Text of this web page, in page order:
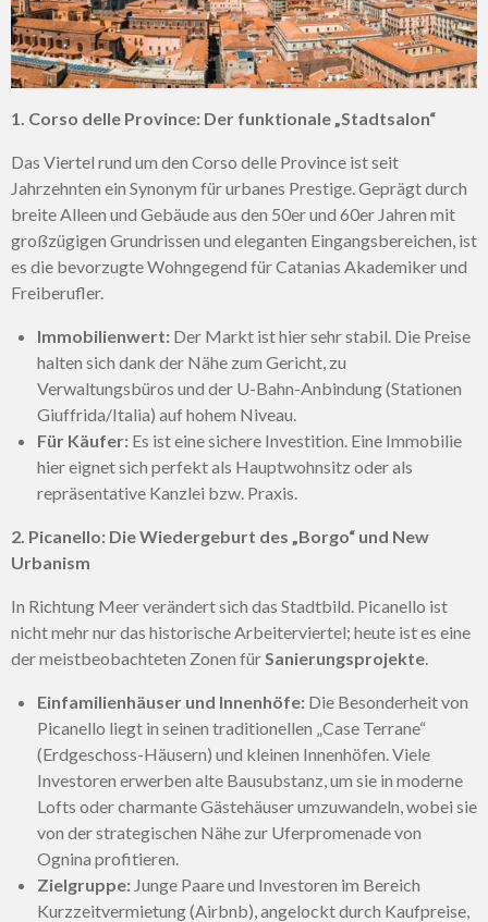
1. Corso delle Province: Der funktionale „Stadtsalon“
Das Viertel rund um den Corso delle Province ist seit
Jahrzehnten ein Synonym für urbanes Prestige. Geprägt durch
breite Alleen und Gebäude aus den 50er und 60er Jahren mit
großzügigen Grundrissen und eleganten Eingangsbereichen, ist
es die bevorzugte Wohngegend für Catanias Akademiker und
Freiberufler.
Immobilienwert: Der Markt ist hier sehr stabil. Die Preise
halten sich dank der Nähe zum Gericht, zu
Verwaltungsbüros und der U-Bahn-Anbindung (Stationen
Giuffrida/Italia) auf hohem Niveau.
Für Käufer: Es ist eine sichere Investition. Eine Immobilie
hier eignet sich perfekt als Hauptwohnsitz oder als
repräsentative Kanzlei bzw. Praxis.
2. Picanello: Die Wiedergeburt des „Borgo“ und New
Urbanism
In Richtung Meer verändert sich das Stadtbild. Picanello ist
nicht mehr nur das historische Arbeiterviertel; heute ist es eine
der meistbeobachteten Zonen fürSanierungsprojekte.
Einfamilienhäuser und Innenhöfe: Die Besonderheit von
Picanello liegt in seinen traditionellen „Case Terrane“
(Erdgeschoss-Häusern) und kleinen Innenhöfen. Viele
Investoren erwerben alte Bausubstanz, um sie in moderne
Lofts oder charmante Gästehäuser umzuwandeln, wobei sie
von der strategischen Nähe zur Uferpromenade von
Ognina profitieren.
Zielgruppe: Junge Paare und Investoren im Bereich
Kurzzeitvermietung (Airbnb), angelockt durch Kaufpreise,